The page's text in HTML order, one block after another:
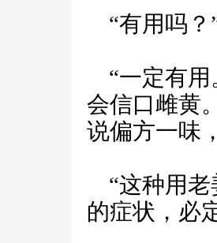
“有用吗？
“一定有用
会信口雌黄
说偏方一味
“这种用老
的症状，必